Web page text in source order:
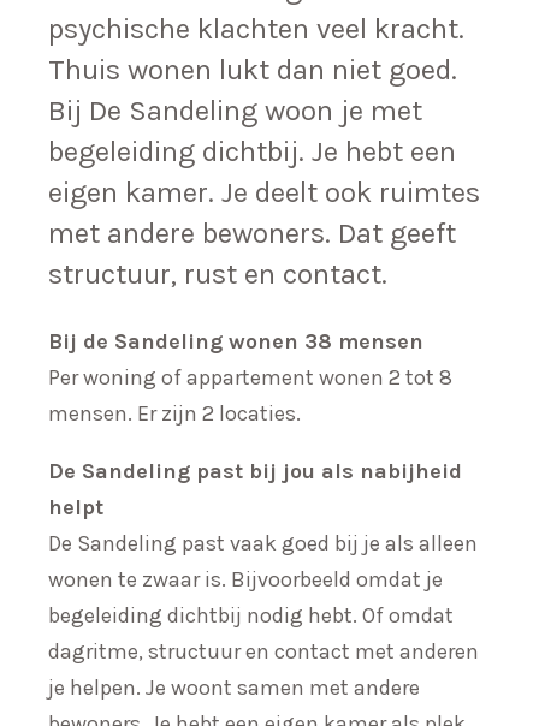
psychische klachten veel kracht.
Thuis wonen lukt dan niet goed.
Bij De Sandeling woon je met
begeleiding dichtbij. Je hebt een
eigen kamer. Je deelt ook ruimtes
met andere bewoners. Dat geeft
structuur, rust en contact.
Bij de Sandeling wonen 38 mensen
Per woning of appartement wonen 2 tot 8
mensen. Er zijn 2 locaties.
De Sandeling past bij jou als nabijheid
helpt
De Sandeling past vaak goed bij je als alleen
wonen te zwaar is. Bijvoorbeeld omdat je
begeleiding dichtbij nodig hebt. Of omdat
dagritme, structuur en contact met anderen
je helpen. Je woont samen met andere